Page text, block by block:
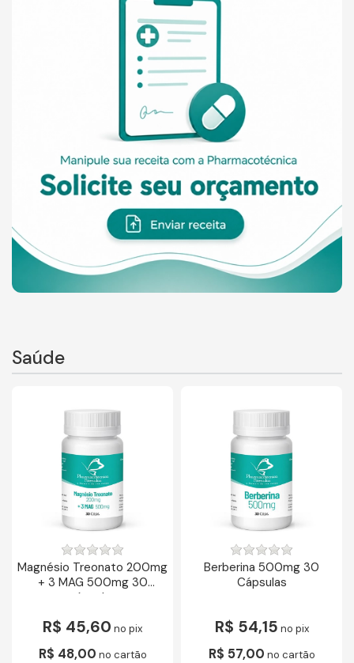
Saúde
Magnésio Treonato 200mg
+ 3 MAG 500mg 30
cápsulas
R$ 45,60 no pix
R$ 48,00 no cartão
Berberina 500mg 30
Cápsulas
R$ 54,15 no pix
R$ 57,00 no cartão